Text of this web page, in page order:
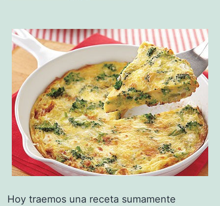
Hoy traemos una receta sumamente